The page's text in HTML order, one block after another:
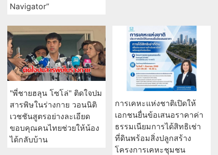
Navigator”
"พี่ชายฮลุน โซโล่" ติดใจปม
สารพิษในร่างกาย วอนนิติ
เวชชันสูตรอย่างละเอียด
ขอบคุณคนไทยช่วยให้น้อง
ได้กลับบ้าน
การเคหะแห่งชาติเปิดให้
เอกชนยื่นข้อเสนอราคาค่า
ธรรมเนียมการได้สิทธิเช่า
ที่ดินพร้อมสิ่งปลูกสร้าง
โครงการเคหะชุมชน